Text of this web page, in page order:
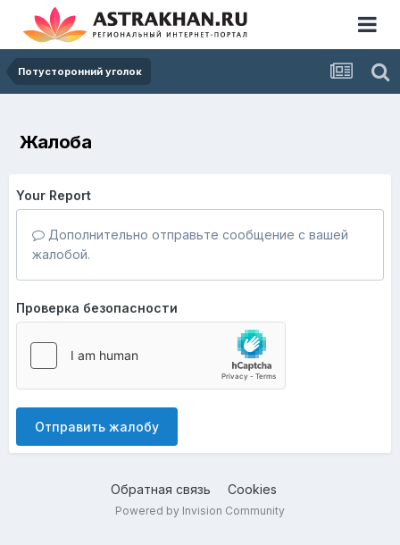
Потусторонний уголок
Жалоба
Your Report
Дополнительно отправьте сообщение с вашей
жалобой.
Проверка безопасности
Отправить жалобу
Обратная связь Cookies
Powered by Invision Community